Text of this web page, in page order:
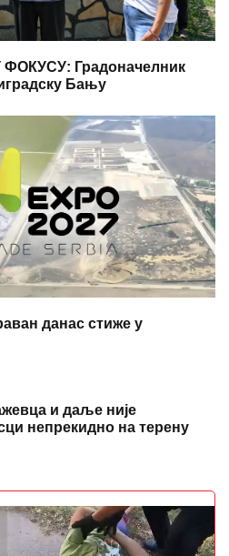
Градоначелник
Бању
данас стиже у
и даље није
непрекидно на терену